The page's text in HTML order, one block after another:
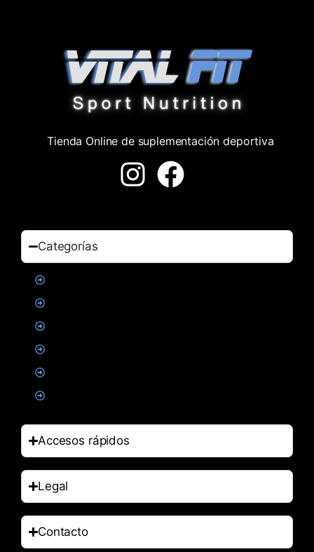
Tienda Online de suplementación deportiva
Categorías
Accesos rápidos
Legal
Contacto